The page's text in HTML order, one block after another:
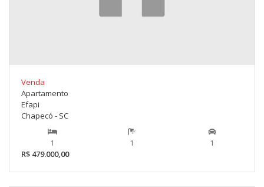
Venda
Apartamento
Efapi
Chapecó - SC
1 1
1
R$ 479.000,00